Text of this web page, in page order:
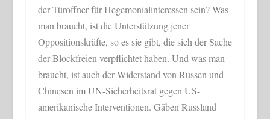
der Türöffner für Hegemonialinteressen sein? Was
man braucht, ist die Unterstützung jener
Oppositionskräfte, so es sie gibt, die sich der Sache
der Blockfreien verpflichtet haben. Und was man
braucht, ist auch der Widerstand von Russen und
Chinesen im UN-Sicherheitsrat gegen US-
amerikanische Interventionen. Gäben Russland